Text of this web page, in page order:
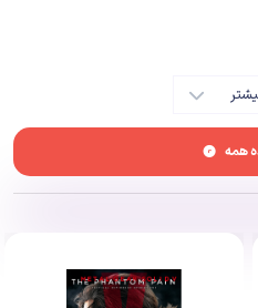
است که احترام دزدان دریایی را به
و شکوه ممکن است هر چیزی را که
استبداد قیام کرده اند. اکنون، در میان
همه